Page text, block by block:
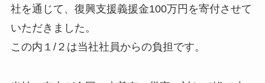
社を通じて、復興支援義援金100万円を寄付させて
いただきました。
この内１/２は当社社員からの負担です。